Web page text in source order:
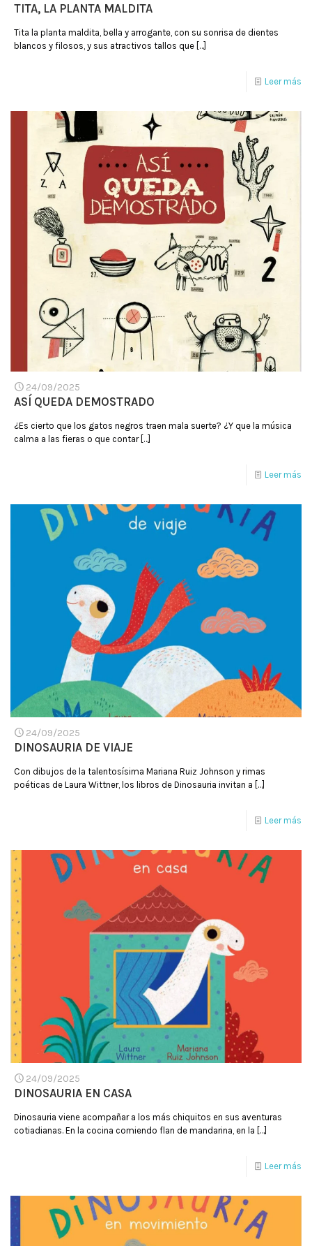
TITA, LA PLANTA MALDITA
Tita la planta maldita, bella y arrogante, con su sonrisa de dientes
blancos y filosos, y sus atractivos tallos que […]
Leer más
24/09/2025
ASÍ QUEDA DEMOSTRADO
¿Es cierto que los gatos negros traen mala suerte? ¿Y que la música
calma a las fieras o que contar[…]
Leer más
24/09/2025
DINOSAURIA DE VIAJE
Con dibujos de la talentosísima Mariana Ruiz Johnson y rimas
poéticas de Laura Wittner, los libros de Dinosauria invitan a […]
Leer más
24/09/2025
DINOSAURIA EN CASA
Dinosauria viene acompañar a los más chiquitos en sus aventuras
cotiadianas. En la cocina comiendo flan de mandarina, en la […]
Leer más